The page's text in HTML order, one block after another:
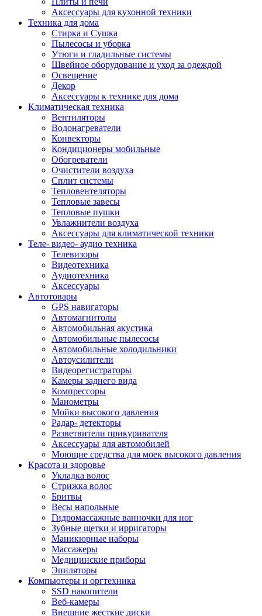
Аксессуары для кухонной техники
Техника для дома
Стирка и Сушка
Пылесосы и уборка
Утюги и гладильные системы
Швейное оборудование и уход за одеждой
Освещение
Декор
Аксессуары к технике для дома
Климатическая техника
Вентиляторы
Водонагреватели
Конвекторы
Кондиционеры мобильные
Обогреватели
Очистители воздуха
Сплит системы
Тепловентеляторы
Тепловые завесы
Тепловые пушки
Увлажнители воздуха
Аксессуары для климатической техники
Теле- видео- аудио техника
Телевизоры
Видеотехника
Аудиотехника
Аксессуары
Автотовары
GPS навигаторы
Автомагнитолы
Автомобильная акустика
Автомобильные пылесосы
Автомобильные холодильники
Автоусилители
Видеорегистраторы
Камеры заднего вида
Компрессоры
Манометры
Мойки высокого давления
Радар- детекторы
Разветвители прикуривателя
Аксессуары для автомобилей
Моющие средства для моек высокого давления
Красота и здоровье
Укладка волос
Стрижка волос
Бритвы
Весы напольные
Гидромассажные ванночки для ног
Зубные щетки и ирригаторы
Маникюрные наборы
Массажеры
Медицинские приборы
Эпиляторы
Компьютеры и оргтехника
SSD накопители
Веб-камеры
Внешние жесткие диски